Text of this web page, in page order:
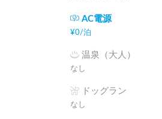
AC電源
¥0/泊
温泉（大人）
なし
ドッグラン
なし